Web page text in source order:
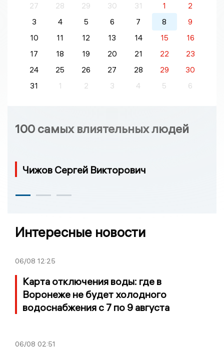
27
28 29 30 31 1
2
3
4 5 6 7 8
9
10
11 12 13 14 15
16
17
18 19 20 21 22
23
24
25 26 27 28 29
30
31
1 2 3 4 5 6
100 самых влиятельных людей
Чижов Сергей Викторович
Интересные новости
06/08 12:25
Карта отключения воды: где в
Воронеже не будет холодного
водоснабжения с 7 по 9 августа
06/08 02:51